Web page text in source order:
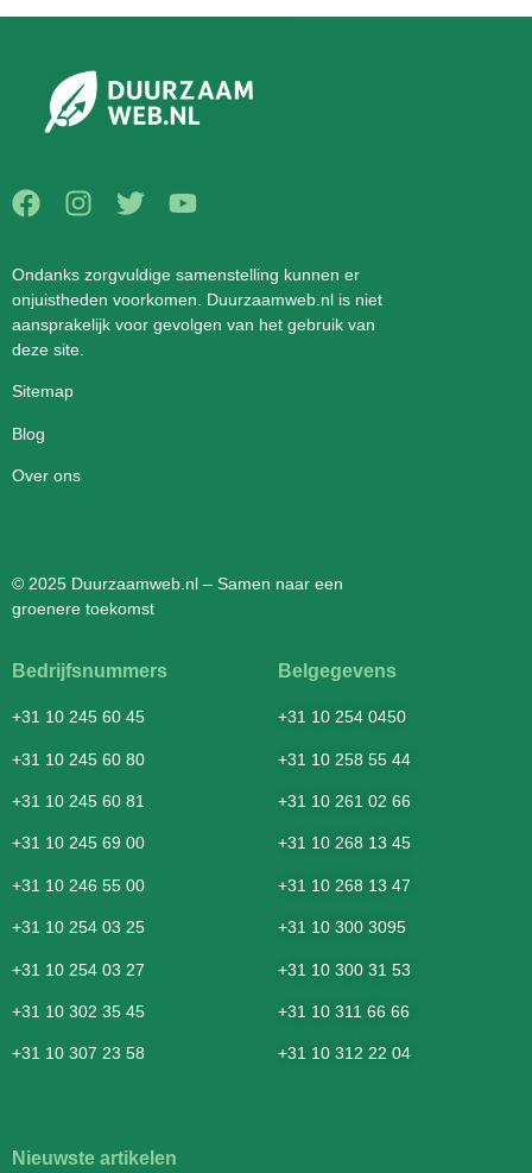
Ondanks zorgvuldige samenstelling kunnen er
onjuistheden voorkomen. Duurzaamweb.nl is niet
aansprakelijk voor gevolgen van het gebruik van
deze site.
Sitemap
Blog
Over ons
© 2025 Duurzaamweb.nl – Samen naar een
groenere toekomst
Bedrijfsnummers
+31 10 245 60 45
+31 10 245 60 80
+31 10 245 60 81
+31 10 245 69 00
+31 10 246 55 00
+31 10 254 03 25
+31 10 254 03 27
+31 10 302 35 45
+31 10 307 23 58
Belgegevens
+31 10 254 0450
+31 10 258 55 44
+31 10 261 02 66
+31 10 268 13 45
+31 10 268 13 47
+31 10 300 3095
+31 10 300 31 53
+31 10 311 66 66
+31 10 312 22 04
Nieuwste artikelen